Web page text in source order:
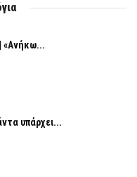
«Ανήκω...
υπάρχει...